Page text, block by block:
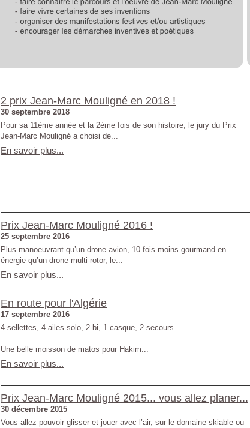
2 prix Jean-Marc Mouligné en 2018 !
30 septembre 2018
Pour sa 11ème année et la 2ème fois de son histoire, le jury du Prix
Jean-Marc Mouligné a choisi de...
En savoir plus...
Prix Jean-Marc Mouligné 2016 !
25 septembre 2016
Plus manoeuvrant qu’un drone avion, 10 fois moins gourmand en
énergie qu’un drone multi-rotor, le...
En savoir plus...
En route pour l'Algérie
17 septembre 2016
4 sellettes, 4 ailes solo, 2 bi, 1 casque, 2 secours...
Une belle moisson de matos pour Hakim...
En savoir plus...
Prix Jean-Marc Mouligné 2015... vous allez planer...
30 décembre 2015
Vous allez pouvoir glisser et jouer avec l’air, sur le domaine skiable ou